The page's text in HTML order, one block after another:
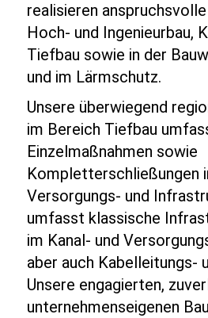
realisieren
Hoch‑ und Ingenieurbau,
Tiefbau sowie in der
und im Lärmschutz.
Unsere überwiegend
im Bereich Tiefbau
Einzelmaßnahmen sowie
Kompletterschließungen
Versorgungs- und
umfasst klassische
im Kanal- und
aber auch Kabelleitungs-
Unsere engagierten,
unternehmenseigenen